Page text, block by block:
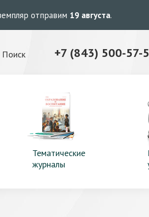
отправим 19 августа.
Поиск +7 (843) 500-57-
Тематические
журналы